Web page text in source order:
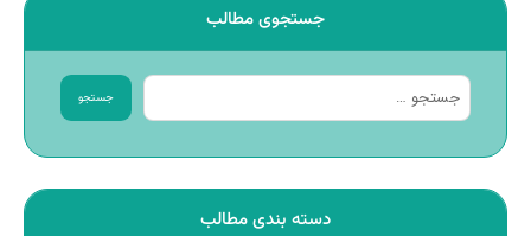
جستجوی مطالب
جستجو
دسته بندی مطالب